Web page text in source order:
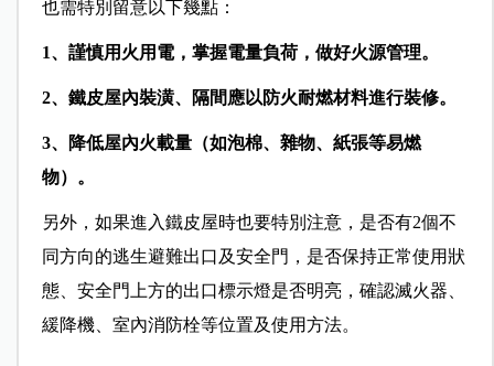
也需特別留意以下幾點：
1、謹慎用火用電，掌握電量負荷，做好火源管理。
2、鐵皮屋內裝潢、隔間應以防火耐燃材料進行裝修。
3、降低屋內火載量（如泡棉、雜物、紙張等易燃
物）。
另外，如果進入鐵皮屋時也要特別注意，是否有2個不
同方向的逃生避難出口及安全門，是否保持正常使用狀
態、安全門上方的出口標示燈是否明亮，確認滅火器、
緩降機、室內消防栓等位置及使用方法。